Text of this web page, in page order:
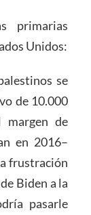
primarias
Unidos:
se
de 10.000
margen de
en 2016–
frustración
Biden a la
pasarle